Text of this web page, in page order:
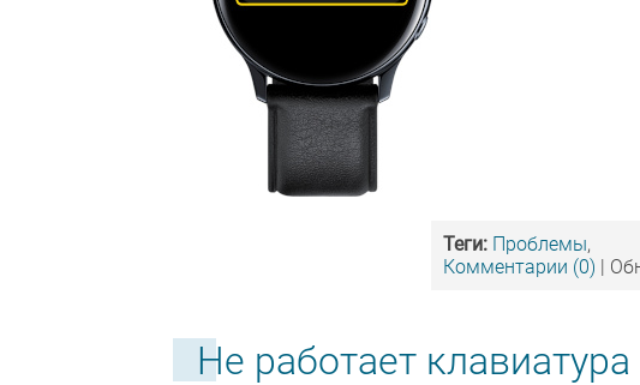
Теги: Проблемы,
Комментарии (0) |
Не работает